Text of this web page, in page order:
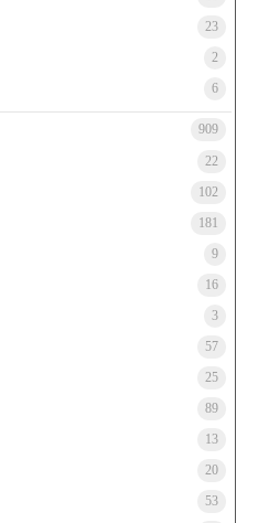
23
2
6
909
22
102
181
9
16
3
57
25
89
13
20
53